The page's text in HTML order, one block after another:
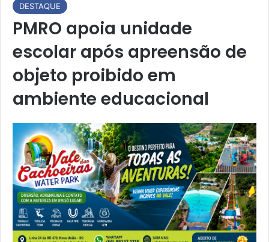
DESTAQUE
PMRO apoia unidade
escolar após apreensão de
objeto proibido em
ambiente educacional